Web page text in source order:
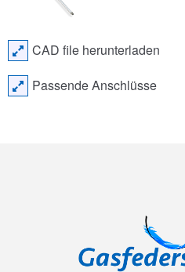
CAD file herunterladen
Passende Anschlüsse